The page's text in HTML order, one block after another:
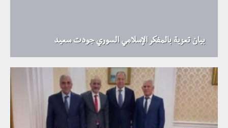
بيان تعزية بالمفكر الإسلامي السوري جودت سعيد